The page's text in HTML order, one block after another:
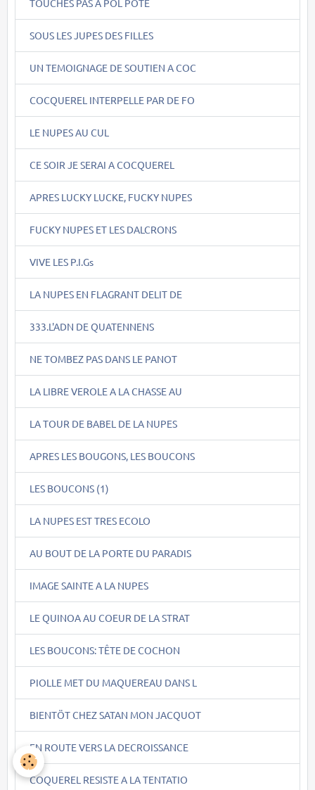
TOUCHES PAS A POL POTE
SOUS LES JUPES DES FILLES
UN TEMOIGNAGE DE SOUTIEN A COC
COCQUEREL INTERPELLE PAR DE FO
LE NUPES AU CUL
CE SOIR JE SERAI A COCQUEREL
APRES LUCKY LUCKE, FUCKY NUPES
FUCKY NUPES ET LES DALCRONS
VIVE LES P.I.Gs
LA NUPES EN FLAGRANT DELIT DE
333.L'ADN DE QUATENNENS
NE TOMBEZ PAS DANS LE PANOT
LA LIBRE VEROLE A LA CHASSE AU
LA TOUR DE BABEL DE LA NUPES
APRES LES BOUGONS, LES BOUCONS
LES BOUCONS (1)
LA NUPES EST TRES ECOLO
AU BOUT DE LA PORTE DU PARADIS
IMAGE SAINTE A LA NUPES
LE QUINOA AU COEUR DE LA STRAT
LES BOUCONS: TÊTE DE COCHON
PIOLLE MET DU MAQUEREAU DANS L
BIENTÖT CHEZ SATAN MON JACQUOT
EN ROUTE VERS LA DECROISSANCE
COQUEREL RESISTE A LA TENTATIO